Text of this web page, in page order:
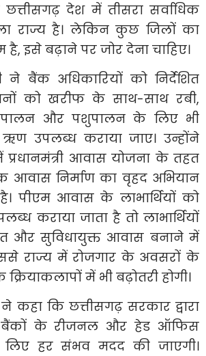
देश में तीसरा सर्वाधिक
राज्य है। लेकिन कुछ जिलों का
इसे बढ़ाने पर जोर देना चाहिए।
ने बैंक अधिकारियों को निर्देशित
को खरीफ के साथ-साथ रबी,
और पशुपालन के लिए भी
ऋण उपलब्ध कराया जाए। उन्होंने
आवास योजना के तहत
आवास निर्माण का वृहद अभियान
पीएम आवास के लाभार्थियों को
कराया जाता है तो लाभार्थियों
और सुविधायुक्त आवास बनाने में
राज्य में रोजगार के अवसरों के
में भी बढ़ोतरी होगी।
ने कहा कि छत्तीसगढ़ सरकार द्वारा
बैंकों के रीजनल और हेड ऑफिस
हर संभव मदद की जाएगी।